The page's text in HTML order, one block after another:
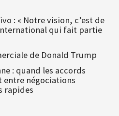
: « Notre vision, c’est de
qui fait partie
de Donald Trump
: quand les accords
entre négociations
rapides